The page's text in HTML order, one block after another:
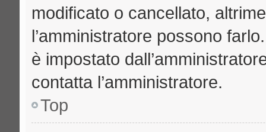
modificato o cancellato,
l’amministratore possono
è impostato
contatta l’amministratore.
Top